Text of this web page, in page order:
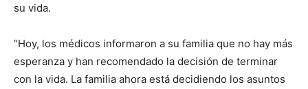
su vida.
“Hoy, los médicos informaron a su familia que no hay más
esperanza y han recomendado la decisión de terminar
con la vida. La familia ahora está decidiendo los asuntos